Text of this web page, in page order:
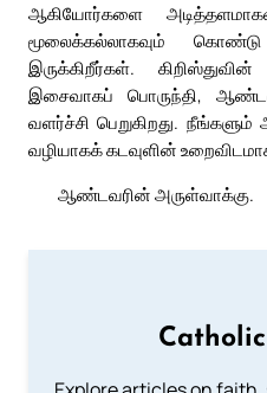
ஆகியோர்களை
மூலைக்கல்லாகவும்
இருக்கிறீர்கள்.
இசைவாகப் பொருந்தி,
வளர்ச்சி பெறுகிறது.
வழியாகக் கடவுளின்
ஆண்டவரின் அருள்வாக்கு.